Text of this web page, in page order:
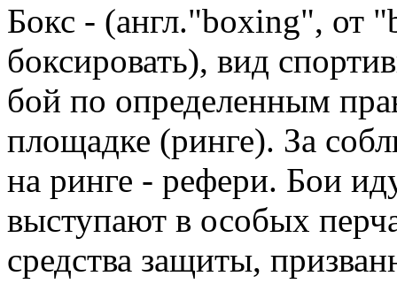
Бокс - (англ."boxing", от
боксировать), вид
бой по определенным
площадке (ринге). За
на ринге - рефери. Бои
выступают в особых
средства защиты,